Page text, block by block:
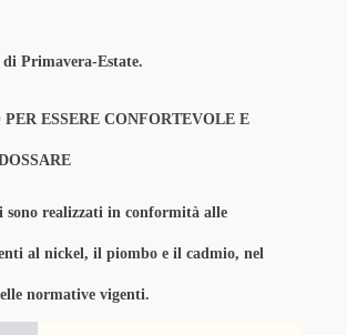
di Primavera-Estate.
ESSERE CONFORTEVOLE E
realizzati in conformità alle
al nickel, il piombo e il cadmio, nel
normative vigenti.